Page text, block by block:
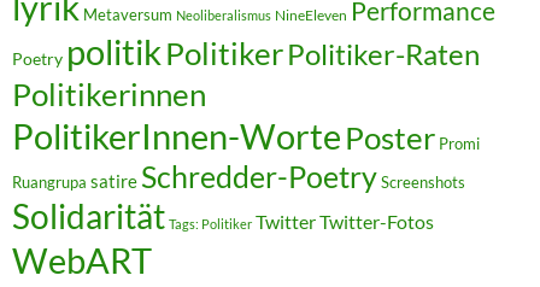
Metaversum Neoliberalismus NineEleven Performance
Poetry politikPolitikerPolitiker-Raten
Politikerinnen
PolitikerInnen-Worte Poster Promi
Ruangrupa satire Schredder-PoetryScreenshots
Solidarität Tags: Politiker TwitterTwitter-Fotos
WebART